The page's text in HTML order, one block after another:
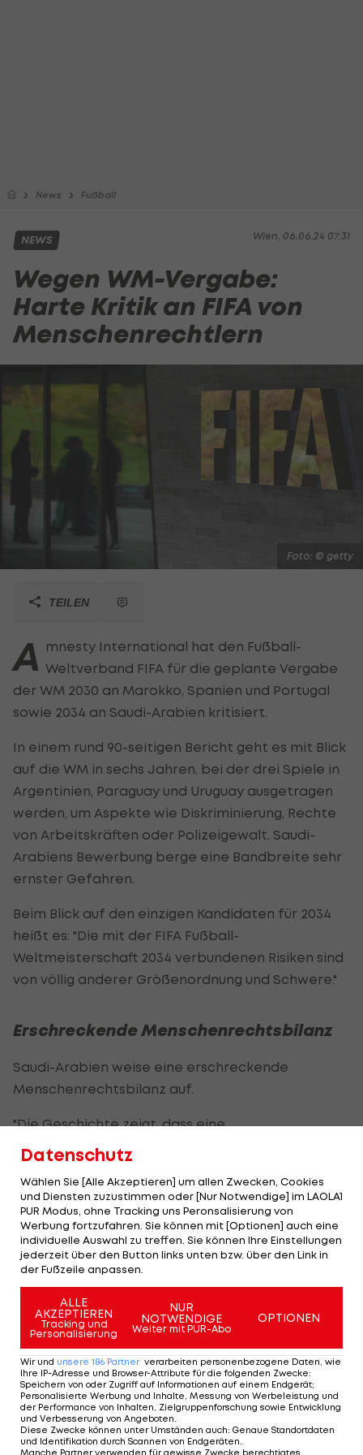
News Fußball
Wien, 06.06.24 07:31
NEWS
Wegen WM-Vergabe:
Harte Kritik an FIFA von
Menschenrechtlern
Foto: © getty
TEILEN
A mnesty International hat den Fußball-
Weltverband FIFA für die geplante Vergabe
der WM 2030 an Marokko, Spanien und Portugal
sowie 2034 an Saudi-Arabien kritisiert.
In einem rund 90-seitigen Bericht geht es mit Blick
auf die WM in sechs Jahren, bei der drei Spiele in
Argentinien, Paraguay und Uruguay ausgetragen
werden, um Aspekte wie Diskriminierung, Rechte
von Arbeitskräften oder Polizeigewalt. Saudi-
Arabiens Bewerbung berge eine Bandbreite sehr
ernster Gefahren.
Beim Blick auf den einzigen Kandidaten für 2034
heißt es: "Die mit der FIFA Fußball-
Weltmeisterschaft 2034 verbundenen Risiken sind
von völlig anderer Größenordnung und Schwere."
Erschreckende Menschenrechtsbilanz
Saudi-Arabien weise eine erschreckende
Menschenrechtsbilanz auf.
"Die Geschichte zeigt, dass eine
Weltmeisterschaft für Würde oder Ausbeutung,
Unterdrückung stehen kann", sagte Katja Müller-
Fahlbusch, Expertin für die Region Naher Osten
und Nordafrika bei Amnesty International in
Deutschland.
"Dies macht die Vergabe der Austragungsrechte
für die Turniere 2030 und 2034 durch die FIFA zu
einer der folgenreichsten Entscheidungen, die je
von einer Sportorganisation getroffen wurden."
Die beiden Turniere werden am 11. Dezember
vergeben. Die Bestätigung der Gastgeber ist nur
noch Formsache, es gibt jeweils nur eine
Datenschutz
Wählen Sie [Alle Akzeptieren] um allen Zwecken, Cookies
und Diensten zuzustimmen oder [Nur Notwendige] im LAOLA1
PUR Modus, ohne Tracking uns Peronsalisierung von
Werbung fortzufahren. Sie können mit [Optionen] auch eine
individuelle Auswahl zu treffen. Sie können Ihre Einstellungen
jederzeit über den Button links unten bzw. über den Link in
der Fußzeile anpassen.
ALLE
AKZEPTIEREN
Tracking und
Personalisierung
NUR
NOTWENDIGE
Weiter mit PUR-Abo
OPTIONEN
Wir und unsere 186 Partner verarbeiten personenbezogene Daten, wie
Ihre IP-Adresse und Browser-Attribute für die folgenden Zwecke:
Speichern von oder Zugriff auf Informationen auf einem Endgerät;
Personalisierte Werbung und Inhalte, Messung von Werbeleistung und
der Performance von Inhalten, Zielgruppenforschung sowie Entwicklung
und Verbesserung von Angeboten
Diese Zwecke können unter Umständen auch: Genaue Standortdaten
und Identifikation durch Scannen von Endgeräten
Manche Partner verwenden für gewisse Zwecke berechtigtes